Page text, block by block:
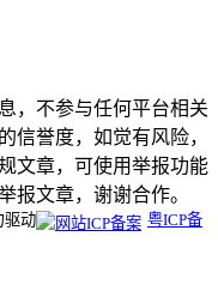
，不参与任何平台相关
信誉度，如觉有风险，
文章，可使用举报功能
报文章，谢谢合作。
驱动
粤ICP备